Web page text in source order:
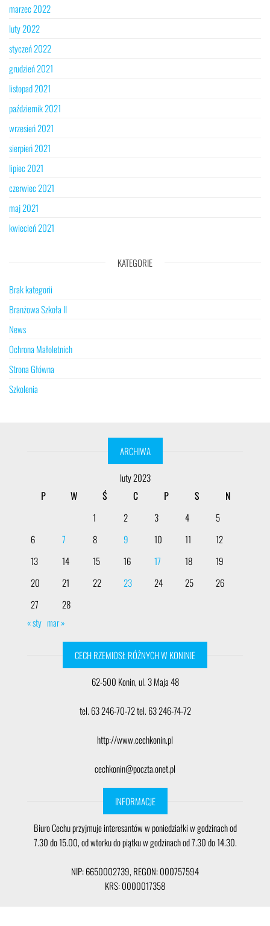
marzec 2022
luty 2022
styczeń 2022
grudzień 2021
listopad 2021
październik 2021
wrzesień 2021
sierpień 2021
lipiec 2021
czerwiec 2021
maj 2021
kwiecień 2021
KATEGORIE
Brak kategorii
Branżowa Szkoła II
News
Ochrona Małoletnich
Strona Główna
Szkolenia
ARCHIWA
luty 2023
P
W Ś C P S
N
1
2 3 4
5
6
7 8 9 10 11
12
13
14 15 16 17 18
19
20
21 22 23 24 25
26
27
28
« sty mar »
CECH RZEMIOSŁ RÓŻNYCH W KONINIE
62-500 Konin, ul. 3 Maja 48
tel. 63 246-70-72 tel. 63 246-74-72
http://www.cechkonin.pl
cechkonin@poczta.onet.pl
INFORMACJE
Biuro Cechu przyjmuje interesantów w poniedziałki w godzinach od
7.30 do 15.00, od wtorku do piątku w godzinach od 7.30 do 14.30.
NIP: 6650002739, REGON: 000757594
KRS: 0000017358